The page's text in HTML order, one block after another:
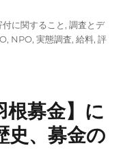
付に関すること,調査とデ
, NPO,実態調査,給料,評
根募金】に
史、募金の